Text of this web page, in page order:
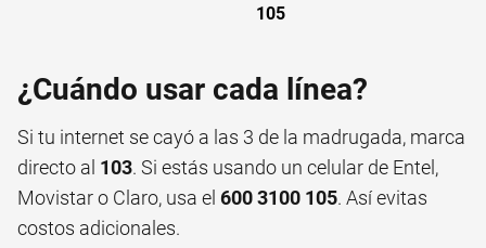
105
¿Cuándo usar cada línea?
Si tu internet se cayó a las 3 de la madrugada, marca
directo al 103. Si estás usando un celular de Entel,
Movistar o Claro, usa el 600 3100 105. Así evitas
costos adicionales.